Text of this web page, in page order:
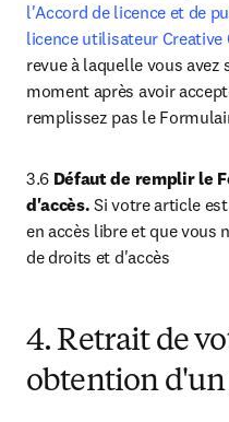
l'Accord de licence et de
licence utilisateur Creative
revue à laquelle vous
moment après avoir
remplissez pas le
3.6 Défaut de remplir le
d'accès. Si votre article
en accès libre et que vous
de droits et d'accès
4. Retrait de
obtention